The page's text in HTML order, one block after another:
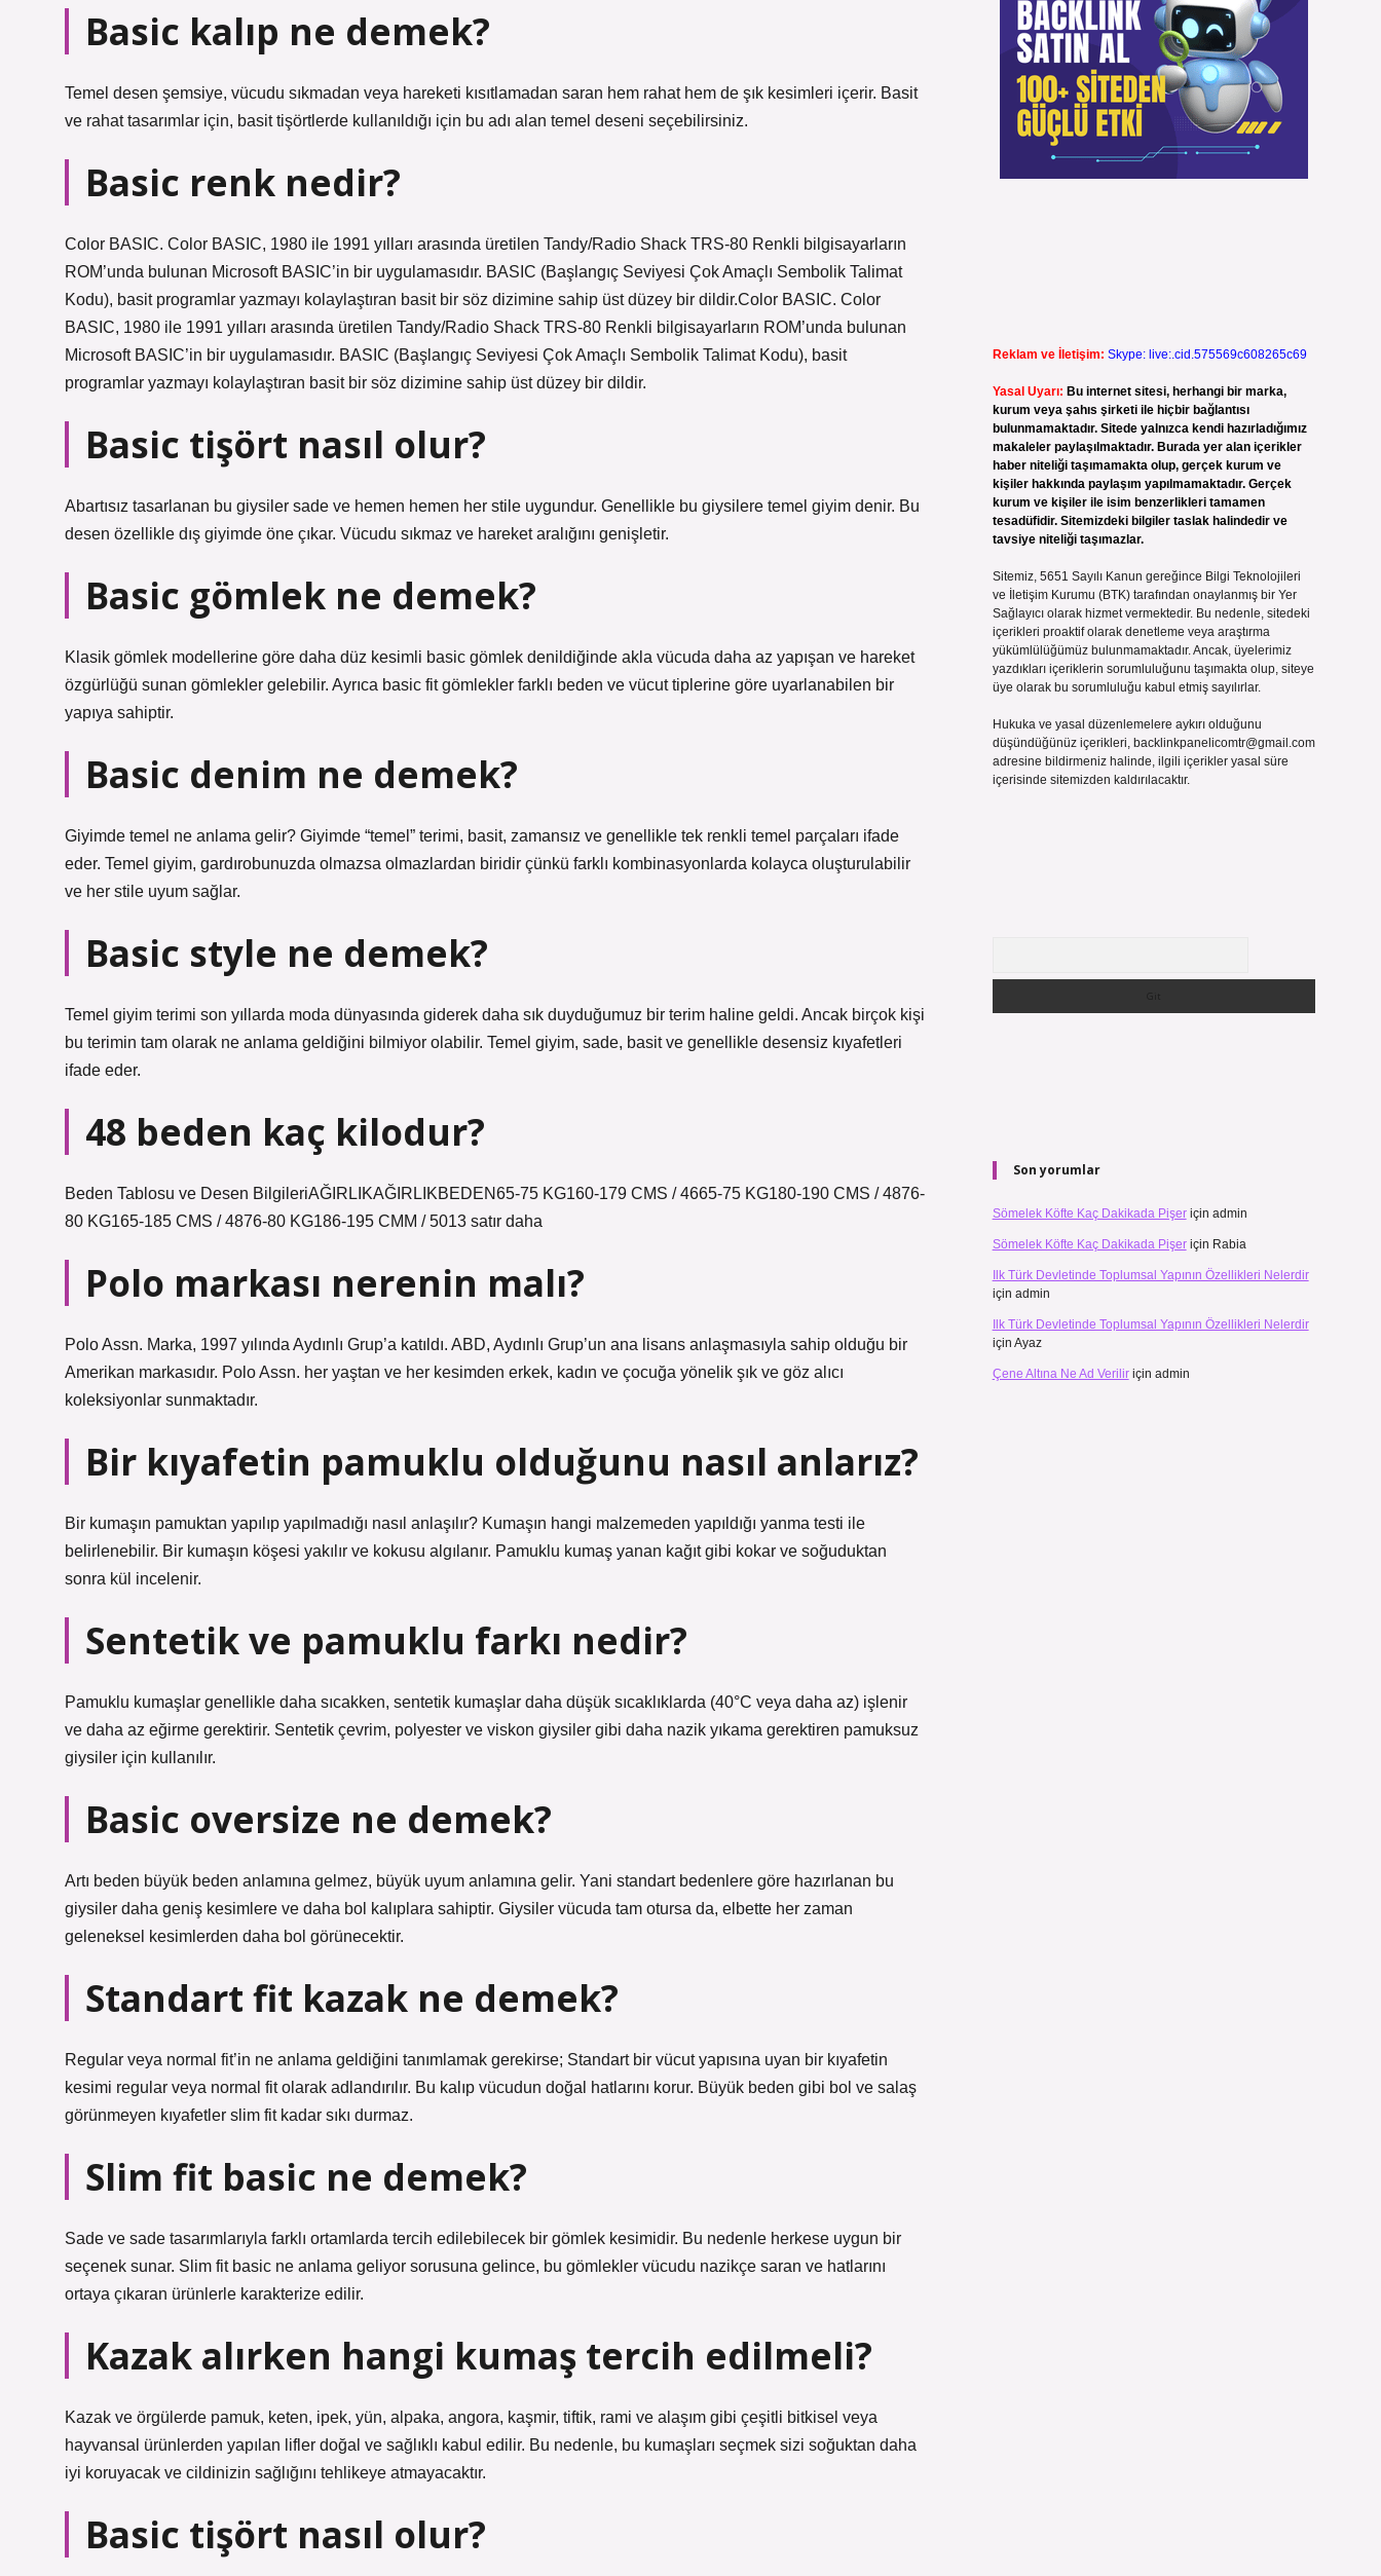
Basic kalıp ne demek?
Temel desen şemsiye, vücudu sıkmadan veya hareketi kısıtlamadan saran hem rahat hem de şık kesimleri içerir. Basit
ve rahat tasarımlar için, basit tişörtlerde kullanıldığı için bu adı alan temel deseni seçebilirsiniz.
Basic renk nedir?
Color BASIC. Color BASIC, 1980 ile 1991 yılları arasında üretilen Tandy/Radio Shack TRS-80 Renkli bilgisayarların
ROM’unda bulunan Microsoft BASIC’in bir uygulamasıdır. BASIC (Başlangıç ​​Seviyesi Çok Amaçlı Sembolik Talimat
Kodu), basit programlar yazmayı kolaylaştıran basit bir söz dizimine sahip üst düzey bir dildir.Color BASIC. Color
BASIC, 1980 ile 1991 yılları arasında üretilen Tandy/Radio Shack TRS-80 Renkli bilgisayarların ROM’unda bulunan
Microsoft BASIC’in bir uygulamasıdır. BASIC (Başlangıç ​​Seviyesi Çok Amaçlı Sembolik Talimat Kodu), basit
programlar yazmayı kolaylaştıran basit bir söz dizimine sahip üst düzey bir dildir.
Basic tişört nasıl olur?
Abartısız tasarlanan bu giysiler sade ve hemen hemen her stile uygundur. Genellikle bu giysilere temel giyim denir. Bu
desen özellikle dış giyimde öne çıkar. Vücudu sıkmaz ve hareket aralığını genişletir.
Basic gömlek ne demek?
Klasik gömlek modellerine göre daha düz kesimli basic gömlek denildiğinde akla vücuda daha az yapışan ve hareket
özgürlüğü sunan gömlekler gelebilir. Ayrıca basic fit gömlekler farklı beden ve vücut tiplerine göre uyarlanabilen bir
yapıya sahiptir.
Basic denim ne demek?
Giyimde temel ne anlama gelir? Giyimde “temel” terimi, basit, zamansız ve genellikle tek renkli temel parçaları ifade
eder. Temel giyim, gardırobunuzda olmazsa olmazlardan biridir çünkü farklı kombinasyonlarda kolayca oluşturulabilir
ve her stile uyum sağlar.
Basic style ne demek?
Temel giyim terimi son yıllarda moda dünyasında giderek daha sık duyduğumuz bir terim haline geldi. Ancak birçok kişi
bu terimin tam olarak ne anlama geldiğini bilmiyor olabilir. Temel giyim, sade, basit ve genellikle desensiz kıyafetleri
ifade eder.
48 beden kaç kilodur?
Beden Tablosu ve Desen BilgileriAĞIRLIKAĞIRLIKBEDEN65-75 KG160-179 CMS / 4665-75 KG180-190 CMS / 4876-
80 KG165-185 CMS / 4876-80 KG186-195 CMM / 5013 satır daha
Polo markası nerenin malı?
Polo Assn. Marka, 1997 yılında Aydınlı Grup’a katıldı. ABD, Aydınlı Grup’un ana lisans anlaşmasıyla sahip olduğu bir
Amerikan markasıdır. Polo Assn. her yaştan ve her kesimden erkek, kadın ve çocuğa yönelik şık ve göz alıcı
koleksiyonlar sunmaktadır.
Bir kıyafetin pamuklu olduğunu nasıl anlarız?
Bir kumaşın pamuktan yapılıp yapılmadığı nasıl anlaşılır? Kumaşın hangi malzemeden yapıldığı yanma testi ile
belirlenebilir. Bir kumaşın köşesi yakılır ve kokusu algılanır. Pamuklu kumaş yanan kağıt gibi kokar ve soğuduktan
sonra kül incelenir.
Sentetik ve pamuklu farkı nedir?
Pamuklu kumaşlar genellikle daha sıcakken, sentetik kumaşlar daha düşük sıcaklıklarda (40°C veya daha az) işlenir
ve daha az eğirme gerektirir. Sentetik çevrim, polyester ve viskon giysiler gibi daha nazik yıkama gerektiren pamuksuz
giysiler için kullanılır.
Basic oversize ne demek?
Artı beden büyük beden anlamına gelmez, büyük uyum anlamına gelir. Yani standart bedenlere göre hazırlanan bu
giysiler daha geniş kesimlere ve daha bol kalıplara sahiptir. Giysiler vücuda tam otursa da, elbette her zaman
geleneksel kesimlerden daha bol görünecektir.
Standart fit kazak ne demek?
Regular veya normal fit’in ne anlama geldiğini tanımlamak gerekirse; Standart bir vücut yapısına uyan bir kıyafetin
kesimi regular veya normal fit olarak adlandırılır. Bu kalıp vücudun doğal hatlarını korur. Büyük beden gibi bol ve salaş
görünmeyen kıyafetler slim fit kadar sıkı durmaz.
Slim fit basic ne demek?
Sade ve sade tasarımlarıyla farklı ortamlarda tercih edilebilecek bir gömlek kesimidir. Bu nedenle herkese uygun bir
seçenek sunar. Slim fit basic ne anlama geliyor sorusuna gelince, bu gömlekler vücudu nazikçe saran ve hatlarını
ortaya çıkaran ürünlerle karakterize edilir.
Kazak alırken hangi kumaş tercih edilmeli?
Kazak ve örgülerde pamuk, keten, ipek, yün, alpaka, angora, kaşmir, tiftik, rami ve alaşım gibi çeşitli bitkisel veya
hayvansal ürünlerden yapılan lifler doğal ve sağlıklı kabul edilir. Bu nedenle, bu kumaşları seçmek sizi soğuktan daha
iyi koruyacak ve cildinizin sağlığını tehlikeye atmayacaktır.
Basic tişört nasıl olur?
Reklam ve İletişim: Skype: live:.cid.575569c608265c69
Yasal Uyarı: Bu internet sitesi, herhangi bir marka,
kurum veya şahıs şirketi ile hiçbir bağlantısı
bulunmamaktadır. Sitede yalnızca kendi hazırladığımız
makaleler paylaşılmaktadır. Burada yer alan içerikler
haber niteliği taşımamakta olup, gerçek kurum ve
kişiler hakkında paylaşım yapılmamaktadır. Gerçek
kurum ve kişiler ile isim benzerlikleri tamamen
tesadüfidir. Sitemizdeki bilgiler taslak halindedir ve
tavsiye niteliği taşımazlar.
Sitemiz, 5651 Sayılı Kanun gereğince Bilgi Teknolojileri
ve İletişim Kurumu (BTK) tarafından onaylanmış bir Yer
Sağlayıcı olarak hizmet vermektedir. Bu nedenle, sitedeki
içerikleri proaktif olarak denetleme veya araştırma
yükümlülüğümüz bulunmamaktadır. Ancak, üyelerimiz
yazdıkları içeriklerin sorumluluğunu taşımakta olup, siteye
üye olarak bu sorumluluğu kabul etmiş sayılırlar.
Hukuka ve yasal düzenlemelere aykırı olduğunu
düşündüğünüz içerikleri, backlinkpanelicomtr@gmail.com
adresine bildirmeniz halinde, ilgili içerikler yasal süre
içerisinde sitemizden kaldırılacaktır.
Son yorumlar
Sömelek Köfte Kaç Dakikada Pişeriçin admin
Sömelek Köfte Kaç Dakikada Pişeriçin Rabia
Ilk Türk Devletinde Toplumsal Yapının Özellikleri Nelerdir
için admin
Ilk Türk Devletinde Toplumsal Yapının Özellikleri Nelerdir
için Ayaz
Çene Altına Ne Ad Veriliriçin admin